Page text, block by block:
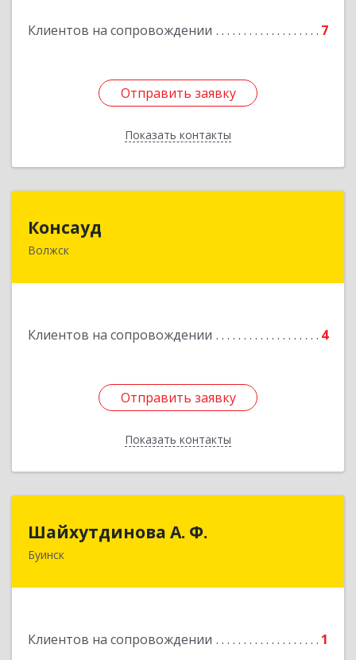
Клиентов на сопровождении 7
Отправить заявку
Показать контакты
Подробнее
Отправить заявку
Назад
Консауд
Волжск
Клиентов на сопровождении 4
Отправить заявку
Показать контакты
425005, Марий Эл респ, Волжск г, Пролетарская
Отправить заявку
Назад
Шайхутдинова А. Ф.
Буинск
Клиентов на сопровождении 1